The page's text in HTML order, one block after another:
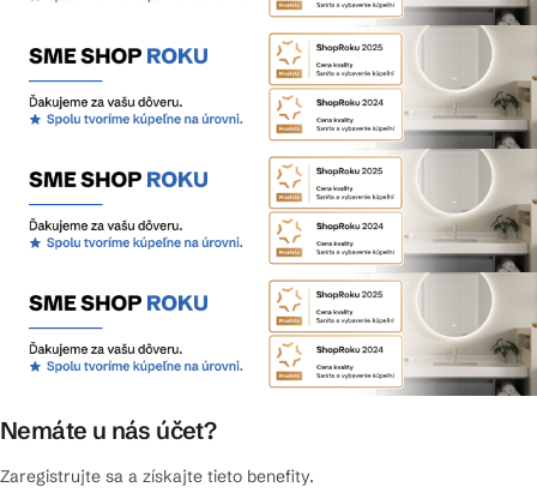
Nemáte u nás účet?
Zaregistrujte sa a získajte tieto benefity.